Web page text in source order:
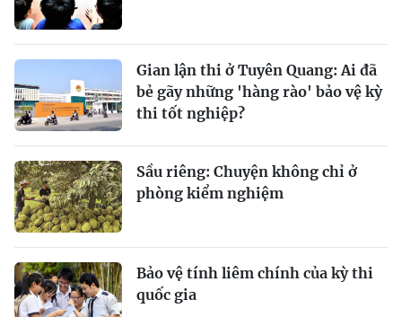
Gian lận thi ở Tuyên Quang: Ai đã
bẻ gãy những 'hàng rào' bảo vệ kỳ
thi tốt nghiệp?
Sầu riêng: Chuyện không chỉ ở
phòng kiểm nghiệm
Bảo vệ tính liêm chính của kỳ thi
quốc gia